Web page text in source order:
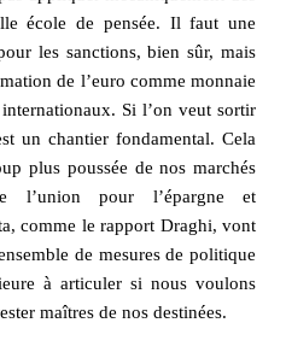
école de pensée. Il faut une
les sanctions, bien sûr, mais
de l’euro comme monnaie
Si l’on veut sortir
un chantier fondamental. Cela
plus poussée de nos marchés
l’union pour l’épargne et
comme le rapport Draghi, vont
de mesures de politique
à articuler si nous voulons
maîtres de nos destinées.